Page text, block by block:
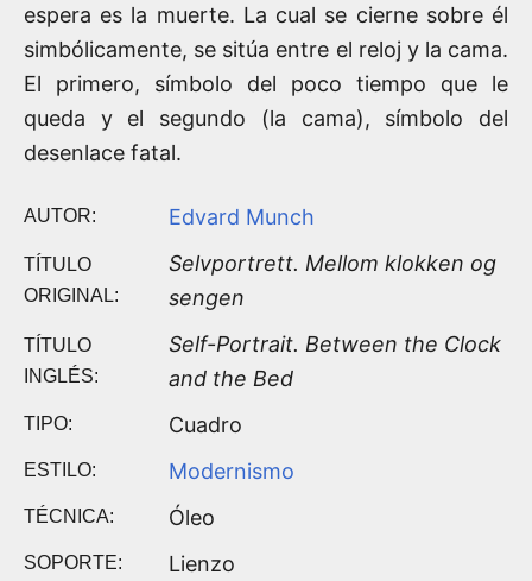
espera es la muerte. La cual se cierne sobre él
simbólicamente, se sitúa entre el reloj y la cama.
El primero, símbolo del poco tiempo que le
queda y el segundo (la cama), símbolo del
desenlace fatal.
AUTOR: Edvard Munch
TÍTULO
ORIGINAL:
Selvportrett. Mellom klokken og
sengen
TÍTULO
INGLÉS:
Self-Portrait. Between the Clock
and the Bed
TIPO: Cuadro
ESTILO: Modernismo
TÉCNICA: Óleo
SOPORTE: Lienzo